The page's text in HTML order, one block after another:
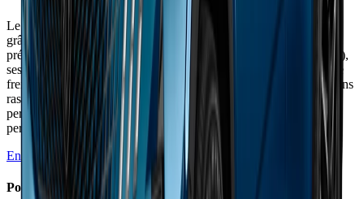
Le e-3008 Dual Motor 325 ch améliore nettement le dynamisme
grâce à son châssis revu et sa transmission intégrale, tout en
préservant l'excellent confort. Mais son poids excessif (2,2 tonnes),
ses performances de recharge décevantes et son autonomie limitée
freinent l'enthousiasme. L'habitacle spectaculaire et la garantie 8 ans
rassurent, mais le prix élevé (53 990 €) et les bugs logiciels
persistent. Un SUV électrique confortable et bien fini, mais
perfectible sur l'essentiel : autonomie et recharge.
En savoir plus →
Points Forts